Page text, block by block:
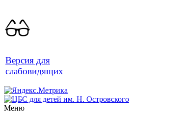
Версия для
слабовидящих
Меню